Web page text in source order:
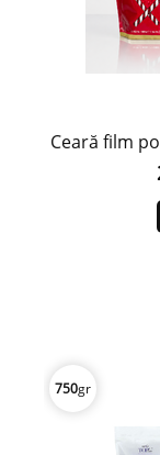
Ceară film
750gr